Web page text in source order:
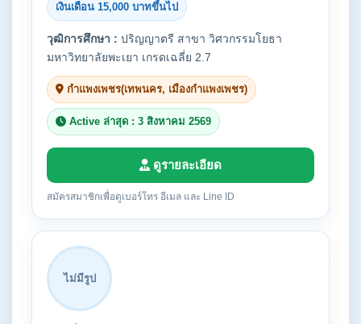
เงินเดือน 15,000 บาทขึ้นไป
วุฒิการศึกษา : ปริญญาตรี สาขา วิศวกรรมโยธา
มหาวิทยาลัยพะเยา เกรดเฉลี่ย 2.7
กำแพงเพชร(เทพนคร, เมืองกำแพงเพชร)
Active ล่าสุด : 3 สิงหาคม 2569
ดูรายละเอียด
สมัครสมาชิกเพื่อดูเบอร์โทร อีเมล และ Line ID
ไม่มีรูป